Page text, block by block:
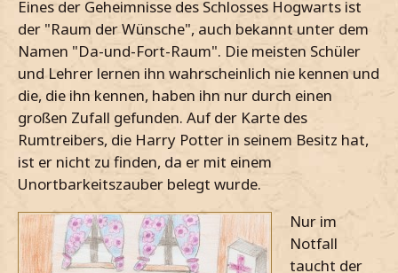
Jetzt Fanclub-Mitglied werden!
Eines der Geheimnisse des Schlosses Hogwarts ist
der "Raum der Wünsche", auch bekannt unter dem
Namen "Da-und-Fort-Raum". Die meisten Schüler
und Lehrer lernen ihn wahrscheinlich nie kennen und
die, die ihn kennen, haben ihn nur durch einen
großen Zufall gefunden. Auf der Karte des
Rumtreibers, die Harry Potter in seinem Besitz hat,
ist er nicht zu finden, da er mit einem
Unortbarkeitszauber belegt wurde.
Nur im
Notfall
taucht der